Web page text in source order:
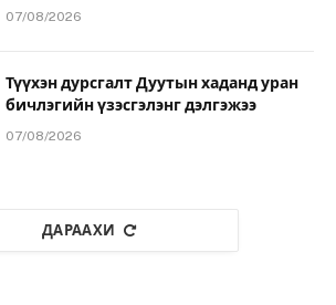
07/08/2026
Түүхэн дурсгалт Дуутын хаданд уран
бичлэгийн үзэсгэлэнг дэлгэжээ
07/08/2026
ДАРААХИ